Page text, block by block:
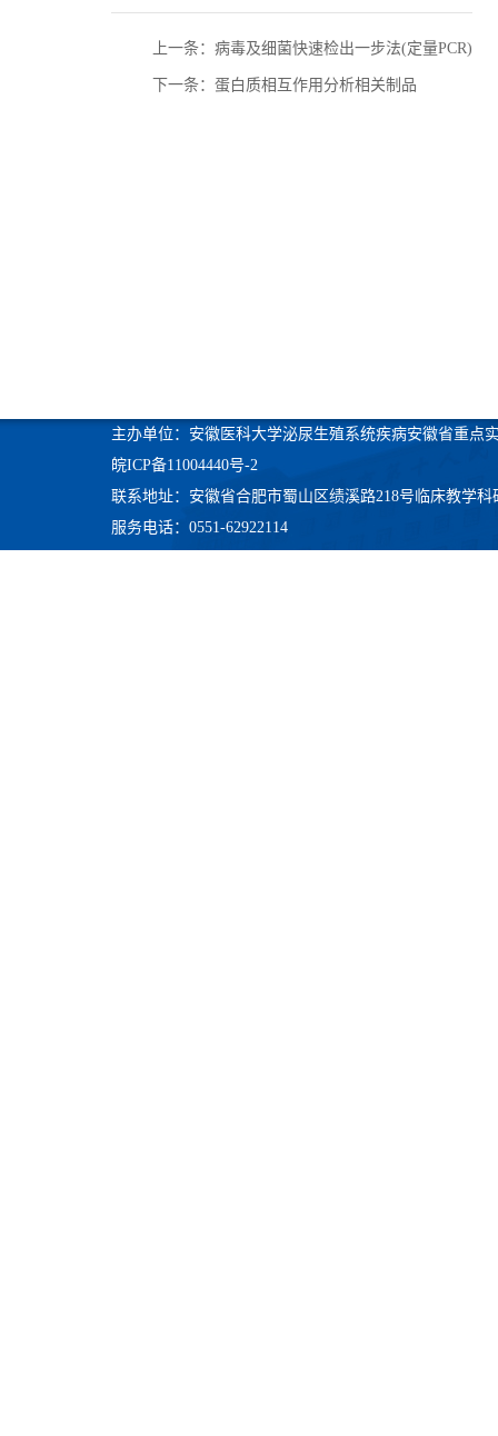
上一条：病毒及细菌快速检出一步法(定量PCR)
下一条：蛋白质相互作用分析相关制品
主办单位：安徽医科大学泌尿生殖系统疾病安徽省重点
皖ICP备11004440号-2
联系地址：安徽省合肥市蜀山区绩溪路218号临床教学科
服务电话：0551-62922114